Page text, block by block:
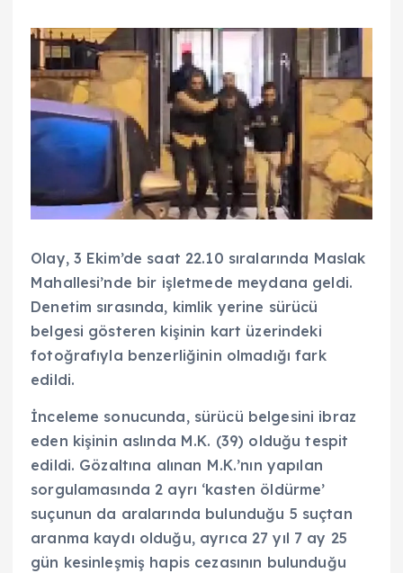
Olay, 3 Ekim’de saat 22.10 sıralarında Maslak
Mahallesi’nde bir işletmede meydana geldi.
Denetim sırasında, kimlik yerine sürücü
belgesi gösteren kişinin kart üzerindeki
fotoğrafıyla benzerliğinin olmadığı fark
edildi.
İnceleme sonucunda, sürücü belgesini ibraz
eden kişinin aslında M.K. (39) olduğu tespit
edildi. Gözaltına alınan M.K.’nın yapılan
sorgulamasında 2 ayrı ‘kasten öldürme’
suçunun da aralarında bulunduğu 5 suçtan
aranma kaydı olduğu, ayrıca 27 yıl 7 ay 25
gün kesinleşmiş hapis cezasının bulunduğu